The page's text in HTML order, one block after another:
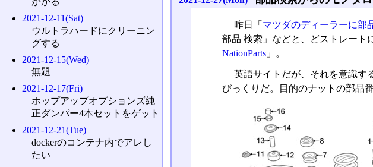
昨日「 マツダのディーラーに部
部品 検索」などと、どストレート
NationParts」。
英語サイトだが、それを意識す
びっくりだ。目的のナットの部品
2021-12-11(Sat)
ウルトラハードにクリーニン
グする
2021-12-15(Wed)
無題
2021-12-17(Fri)
ホップアップオプションズ純
正ダンパー4本セットをゲット
2021-12-21(Tue)
dockerのコンテナ内でアレし
たい